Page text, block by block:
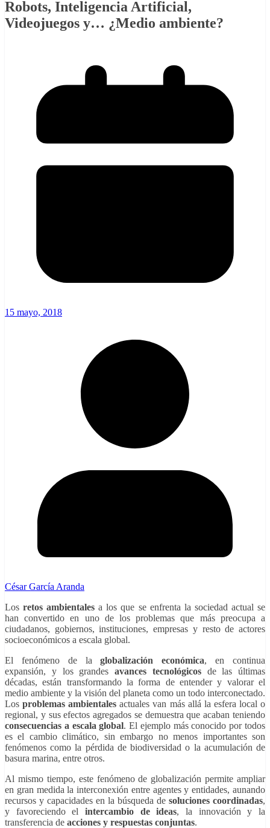
Robots, Inteligencia Artificial,
Videojuegos y… ¿Medio ambiente?
15 mayo, 2018
César García Aranda
Losretos ambientales a los que se enfrenta la sociedad actual se
han convertido en uno de los problemas que más preocupa a
ciudadanos, gobiernos, instituciones, empresas y resto de actores
socioeconómicos a escala global.
El fenómeno de laglobalización económica, en continua
expansión, y los grandes avances tecnológicosde las últimas
décadas, están transformando la forma de entender y valorar el
medio ambiente y la visión del planeta como un todo interconectado.
Losproblemas ambientales actuales van más allá la esfera local o
regional, y sus efectos agregados se demuestra que acaban teniendo
consecuencias a escala global. El ejemplo más conocido por todos
es el cambio climático, sin embargo no menos importantes son
fenómenos como la pérdida de biodiversidad o la acumulación de
basura marina, entre otros.
Al mismo tiempo, este fenómeno de globalización permite ampliar
en gran medida la interconexión entre agentes y entidades, aunando
recursos y capacidades en la búsqueda de soluciones coordinadas,
y favoreciendo el intercambio de ideas, la innovación y la
transferencia de acciones y respuestas conjuntas.